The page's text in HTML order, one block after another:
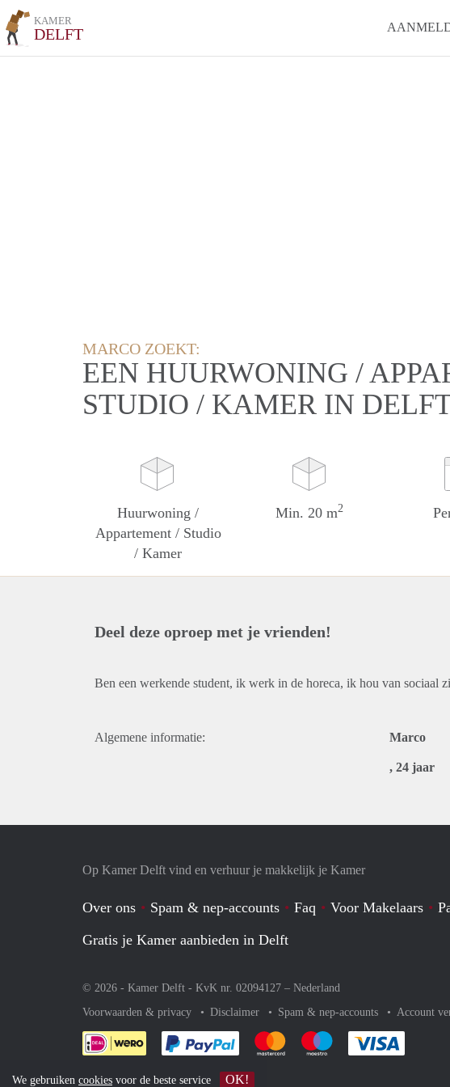
KAMER
DELFT
MARCO ZOEKT:
EEN HUURWONING /
STUDIO / KAMER IN
Huurwoning /
Appartement / Studio
/ Kamer
Min. 20 m2
Deel deze oproep met je vrienden!
Ben een werkende student, ik werk in de horeca, ik hou van sociaal
Algemene informatie: Marco
, 24 jaar
Op Kamer Delft vind en verhuur je makkelijk je Kamer
Over ons Spam & nep-accounts Faq Voor Makelaars
Gratis je Kamer aanbieden in Delft
© 2026 - Kamer Delft - KvK nr. 02094127 – Nederland
Voorwaarden & privacy
Disclaimer Spam & nep-accounts Account
Je rekent gemakkelijk af met Paypal
Je rekent gemakkelijk af met
Je rekent gemakkelijk af
We gebruiken cookies voor de beste service OK!